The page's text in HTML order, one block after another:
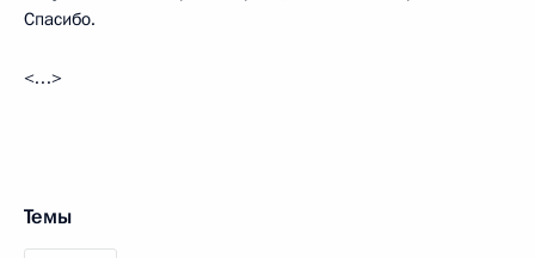
Спасибо.
<…>
Темы